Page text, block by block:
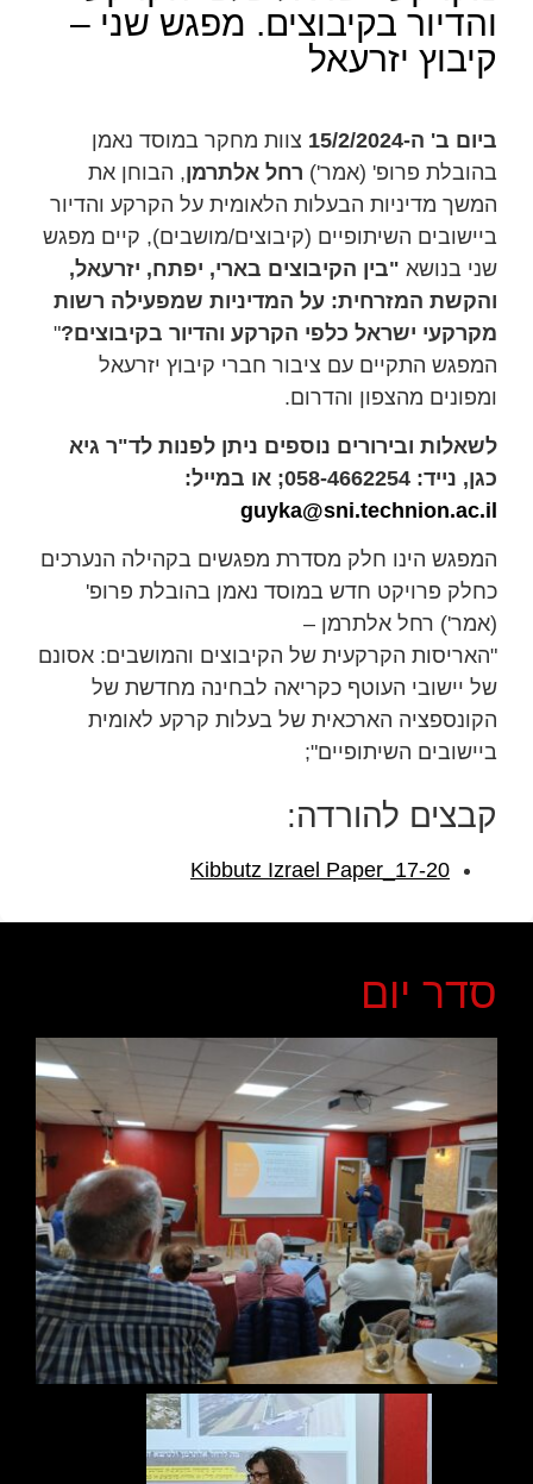
והדיור בקיבוצים. מפגש שני –
קיבוץ יזרעאל
ביום ב' ה-15/2/2024
צוות מחקר במוסד נאמן
בהובלת פרופ' (אמר') רחל אלתרמן, הבוחן את
המשך מדיניות הבעלות הלאומית על הקרקע והדיור
ביישובים השיתופיים (קיבוצים/מושבים), קיים מפגש
שני בנושא "בין הקיבוצים בארי, יפתח, יזרעאל,
והקשת המזרחית: על המדיניות שמפעילה רשות
מקרקעי ישראל כלפי הקרקע והדיור בקיבוצים?"
המפגש התקיים עם ציבור חברי קיבוץ יזרעאל
ומפונים מהצפון והדרום.
לשאלות ובירורים נוספים ניתן לפנות לד"ר גיא
כגן, נייד: 058-4662254; או במייל:
guyka@sni.technion.ac.il
המפגש הינו חלק מסדרת מפגשים בקהילה הנערכים
כחלק פרויקט חדש במוסד נאמן בהובלת פרופ'
(אמר') רחל אלתרמן –
"האריסות הקרקעית של הקיבוצים והמושבים: אסונם
של יישובי העוטף כקריאה לבחינה מחדשת של
הקונספציה הארכאית של בעלות קרקע לאומית
ביישובים השיתופיים";
קבצים להורדה:
Kibbutz Izrael Paper_17-20
סדר יום